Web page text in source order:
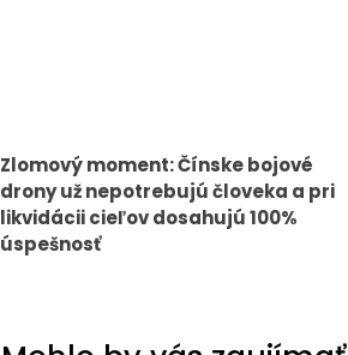
Zlomový moment: Čínske bojové
drony už nepotrebujú človeka a pri
likvidácii cieľov dosahujú 100%
úspešnosť